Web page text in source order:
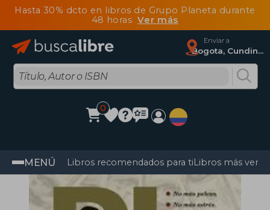
Hasta 30% dcto en libros de Grupo Planeta durante
48 horasVer más
Enviar a
Bogota, Cundinamarca
0
MENÚ Libros recomendados para tiLibros más